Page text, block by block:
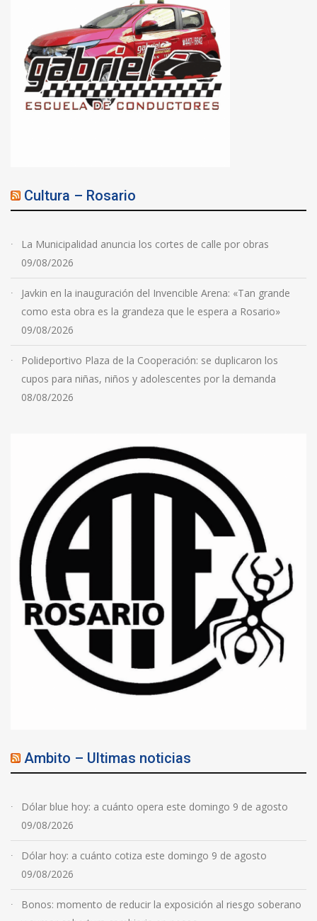
Cultura – Rosario
La Municipalidad anuncia los cortes de calle por obras
09/08/2026
Javkin en la inauguración del Invencible Arena: «Tan grande
como esta obra es la grandeza que le espera a Rosario»
09/08/2026
Polideportivo Plaza de la Cooperación: se duplicaron los
cupos para niñas, niños y adolescentes por la demanda
08/08/2026
Ambito – Ultimas noticias
Dólar blue hoy: a cuánto opera este domingo 9 de agosto
09/08/2026
Dólar hoy: a cuánto cotiza este domingo 9 de agosto
09/08/2026
Bonos: momento de reducir la exposición al riesgo soberano